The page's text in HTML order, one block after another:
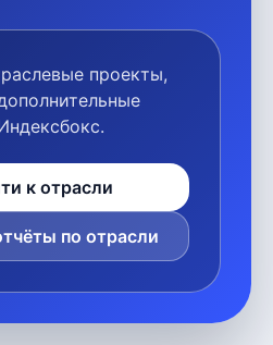
проекты,
к отрасли
по отрасли